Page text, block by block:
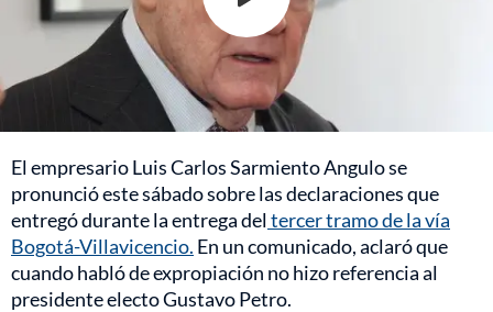
El empresario Luis Carlos Sarmiento Angulo se
pronunció este sábado sobre las declaraciones que
entregó durante la entrega deltercer tramo de la vía
Bogotá-Villavicencio. En un comunicado, aclaró que
cuando habló de expropiación no hizo referencia al
presidente electo Gustavo Petro.